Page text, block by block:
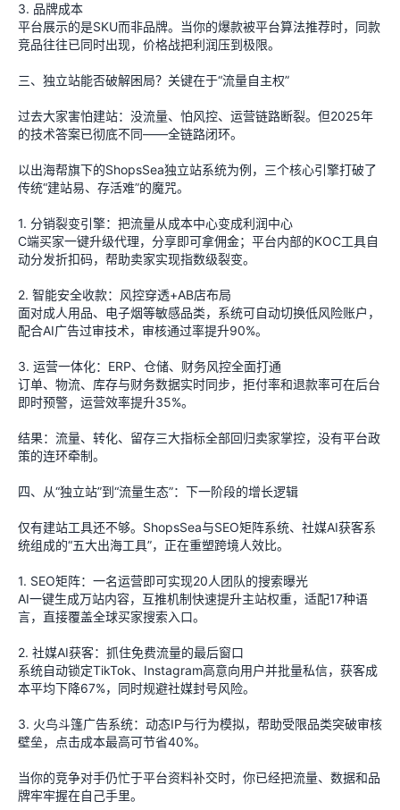
3. 品牌成本
平台展示的是SKU而非品牌。当你的爆款被平台算法推荐时，同款
竞品往往已同时出现，价格战把利润压到极限。
三、独立站能否破解困局？关键在于“流量自主权”
过去大家害怕建站：没流量、怕风控、运营链路断裂。但2025年
的技术答案已彻底不同——全链路闭环。
以出海帮旗下的ShopsSea独立站系统为例，三个核心引擎打破了
传统“建站易、存活难”的魔咒。
1. 分销裂变引擎：把流量从成本中心变成利润中心
C端买家一键升级代理，分享即可拿佣金；平台内部的KOC工具自
动分发折扣码，帮助卖家实现指数级裂变。
2. 智能安全收款：风控穿透+AB店布局
面对成人用品、电子烟等敏感品类，系统可自动切换低风险账户，
配合AI广告过审技术，审核通过率提升90%。
3. 运营一体化：ERP、仓储、财务风控全面打通
订单、物流、库存与财务数据实时同步，拒付率和退款率可在后台
即时预警，运营效率提升35%。
结果：流量、转化、留存三大指标全部回归卖家掌控，没有平台政
策的连环牵制。
四、从“独立站”到“流量生态”：下一阶段的增长逻辑
仅有建站工具还不够。ShopsSea与SEO矩阵系统、社媒AI获客系
统组成的“五大出海工具”，正在重塑跨境人效比。
1. SEO矩阵：一名运营即可实现20人团队的搜索曝光
AI一键生成万站内容，互推机制快速提升主站权重，适配17种语
言，直接覆盖全球买家搜索入口。
2. 社媒AI获客：抓住免费流量的最后窗口
系统自动锁定TikTok、Instagram高意向用户并批量私信，获客成
本平均下降67%，同时规避社媒封号风险。
3. 火鸟斗篷广告系统：动态IP与行为模拟，帮助受限品类突破审核
壁垒，点击成本最高可节省40%。
当你的竞争对手仍忙于平台资料补交时，你已经把流量、数据和品
牌牢牢握在自己手里。